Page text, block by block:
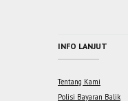
INFO LANJUT
Tentang Kami
Polisi Bayaran Balik